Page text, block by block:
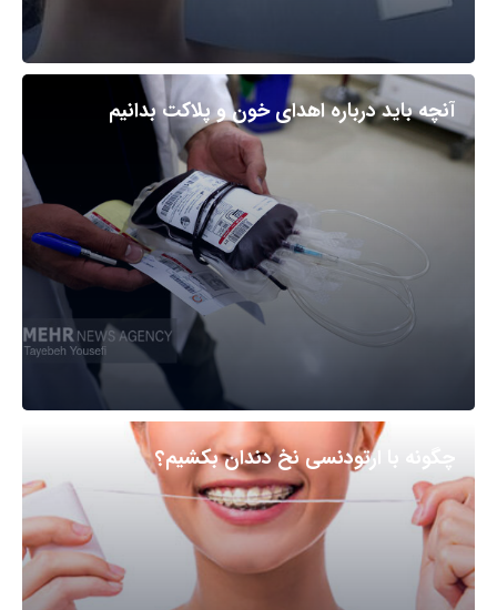
آنچه باید درباره اهدای خون و پلاکت بدانیم
چگونه با ارتودنسی نخ دندان بکشیم؟